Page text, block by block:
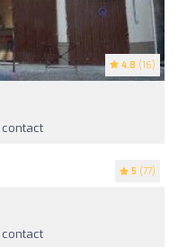
4.8 (16)
5 (77)